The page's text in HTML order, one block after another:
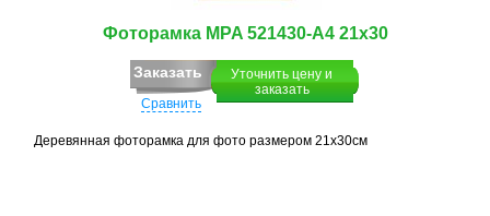
Фоторамка MPA 521430-A4 21х30
Заказать
Уточнить цену и
заказать
Сравнить
Деревянная фоторамка для фото размером 21х30см